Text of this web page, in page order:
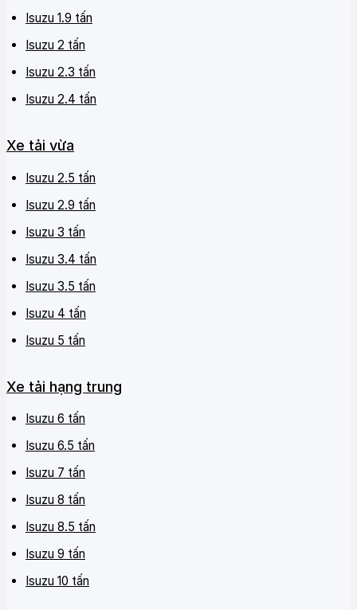
Isuzu 1.9 tấn
Isuzu 2 tấn
Isuzu 2.3 tấn
Isuzu 2.4 tấn
Xe tải vừa
Isuzu 2.5 tấn
Isuzu 2.9 tấn
Isuzu 3 tấn
Isuzu 3.4 tấn
Isuzu 3.5 tấn
Isuzu 4 tấn
Isuzu 5 tấn
Xe tải hạng trung
Isuzu 6 tấn
Isuzu 6.5 tấn
Isuzu 7 tấn
Isuzu 8 tấn
Isuzu 8.5 tấn
Isuzu 9 tấn
Isuzu 10 tấn